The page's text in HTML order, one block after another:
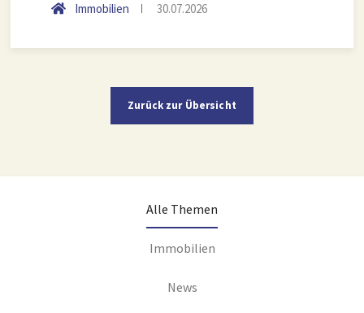
Immobilien 30.07.2026
Zurück zur Übersicht
Alle Themen
Immobilien
News